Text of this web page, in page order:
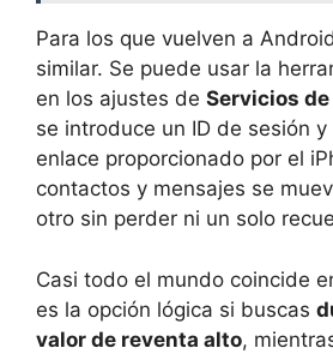
Para los que vuelven a
similar. Se puede usar la
en los ajustes de Servicios de
se introduce un ID de sesión
enlace proporcionado por el
contactos y mensajes se
otro sin perder ni un solo
Casi todo el mundo coincide
es la opción lógica si buscas
valor de reventa alto,